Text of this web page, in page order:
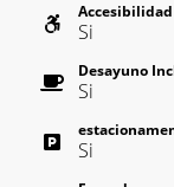
Accesibilidad
Si
Desayuno
Si
Si